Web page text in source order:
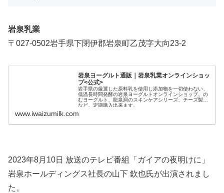
岩泉乳業
〒027-0502岩手県下閉伊郡岩泉町乙茂字大向23-2
岩泉ヨーグルト通販｜岩泉乳業オンラインショッ
プ<公式>
岩手県の厳選した原料乳を使用し添加物を一切使わない、
低温長時間発酵の岩泉ヨーグルトオンラインショップ。の
むヨーグルト、龍泉洞のスキンケアシリーズ、チーズ製品
など。定期購入出来ます。
www.iwaizumilk.com
2023年8月10日 放送のテレビ番組「ガイアの夜明けに」
岩泉ホールディングス社長の山下 欽也氏が出演されまし
た。